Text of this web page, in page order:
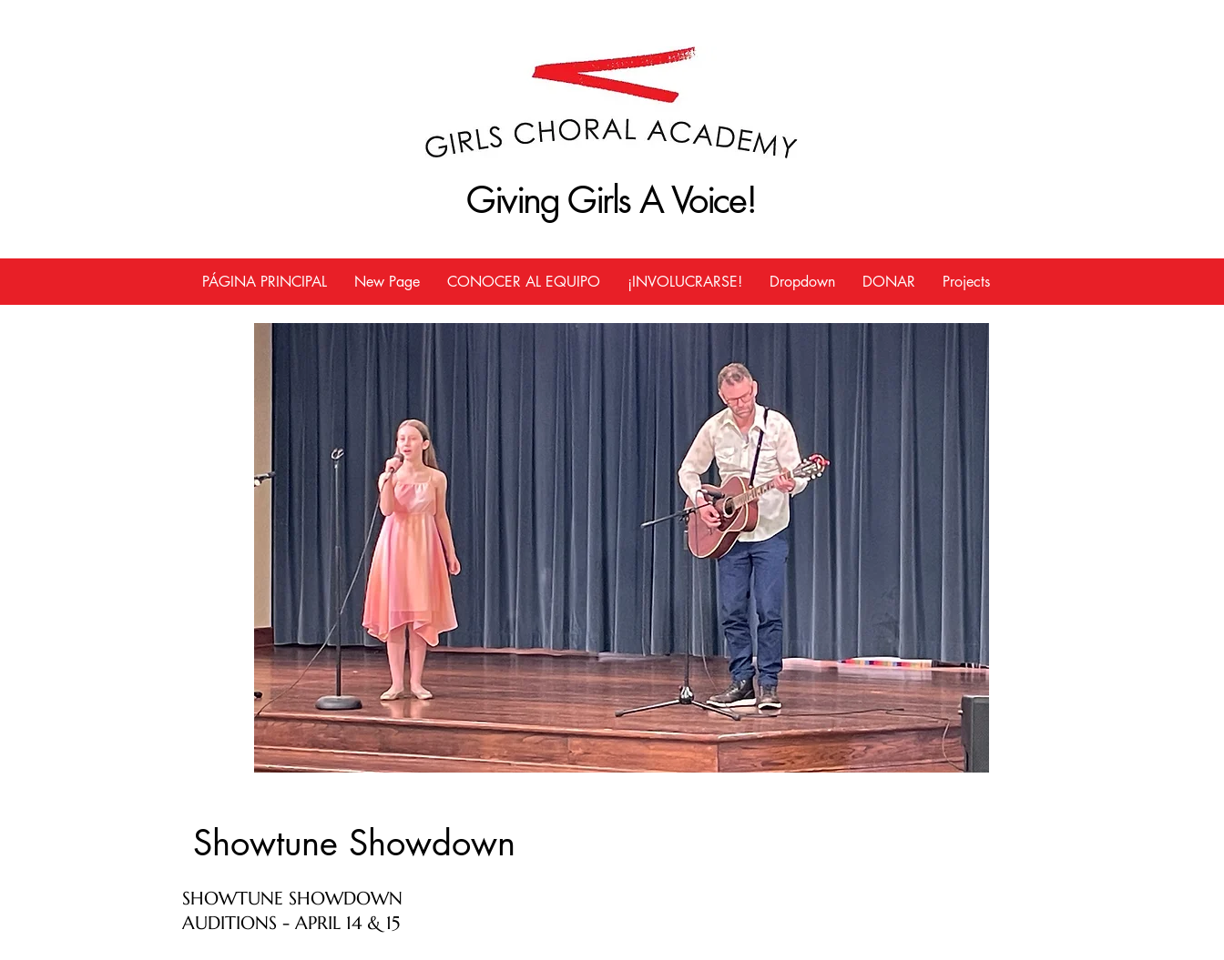
Giving Girls A Voice!
Giving Girls A Voice!
PÁGINA PRINCIPAL New Page CONOCER AL EQUIPO ¡INVOLUCRARSE! Dropdown DONAR Projects
Showtune Showdown
SHOWTUNE SHOWDOWN
AUDITIONS - APRIL 14 & 15